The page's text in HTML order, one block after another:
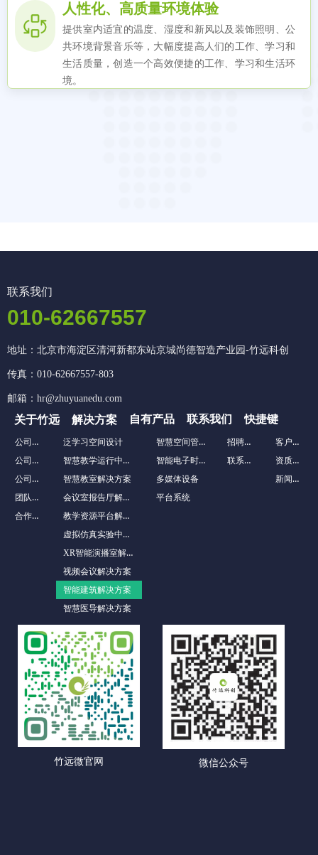
人性化、高质量环境体验
提供室内适宜的温度、湿度和新风以及装饰照明、公
共环境背景音乐等，大幅度提高人们的工作、学习和
生活质量，创造一个高效便捷的工作、学习和生活环
境。
竹远微官网 微信公众号
联系我们
010-62667557
地址：北京市海淀区清河新都东站京城尚德智造产业园-竹远科创
传真：010-62667557-803
邮箱：hr@zhuyuanedu.com
关于竹远 自有产品 联系我们
快捷键
公司介绍
公司文化
公司历程
团队风采
合作客户
智慧空间管理系统
智能电子时钟
多媒体设备
平台系统
招聘英才
联系我们
客户案例
资质荣誉
新闻资讯
泛学习空间设计
智慧教学运行中心解决方案
智慧教室解决方案
会议室报告厅解决方案
教学资源平台解决方案
虚拟仿真实验中心解决方案
XR智能演播室解决方案
视频会议解决方案
智能建筑解决方案
智慧医导解决方案
解决方案